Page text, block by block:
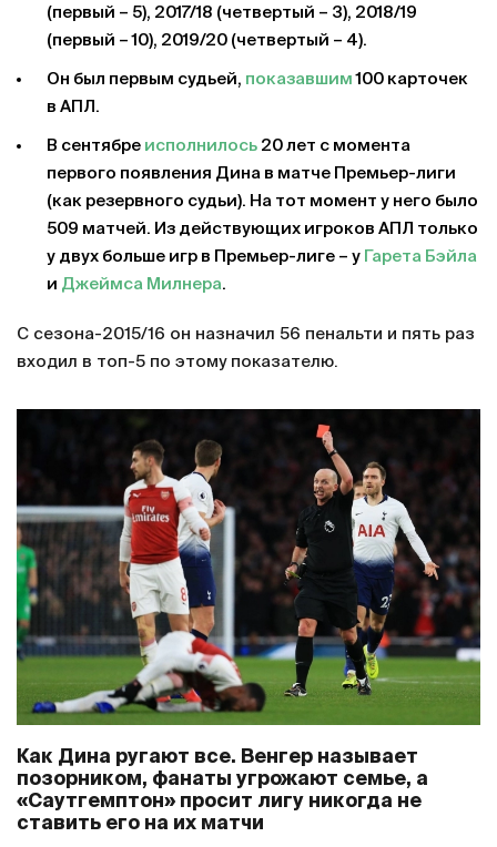
(первый – 5), 2017/18 (четвертый – 3), 2018/19
(первый – 10), 2019/20 (четвертый – 4).
Он был первым судьей, показавшим 100 карточек
в АПЛ.
В сентябре исполнилось 20 лет с момента
первого появления Дина в матче Премьер-лиги
(как резервного судьи). На тот момент у него было
509 матчей. Из действующих игроков АПЛ только
у двух больше игр в Премьер-лиге – у Гарета Бэйла
и Джеймса Милнера.
С сезона-2015/16 он назначил 56 пенальти и пять раз
входил в топ-5 по этому показателю.
Как Дина ругают все. Венгер называет
позорником, фанаты угрожают семье, а
«Саутгемптон» просит лигу никогда не
ставить его на их матчи